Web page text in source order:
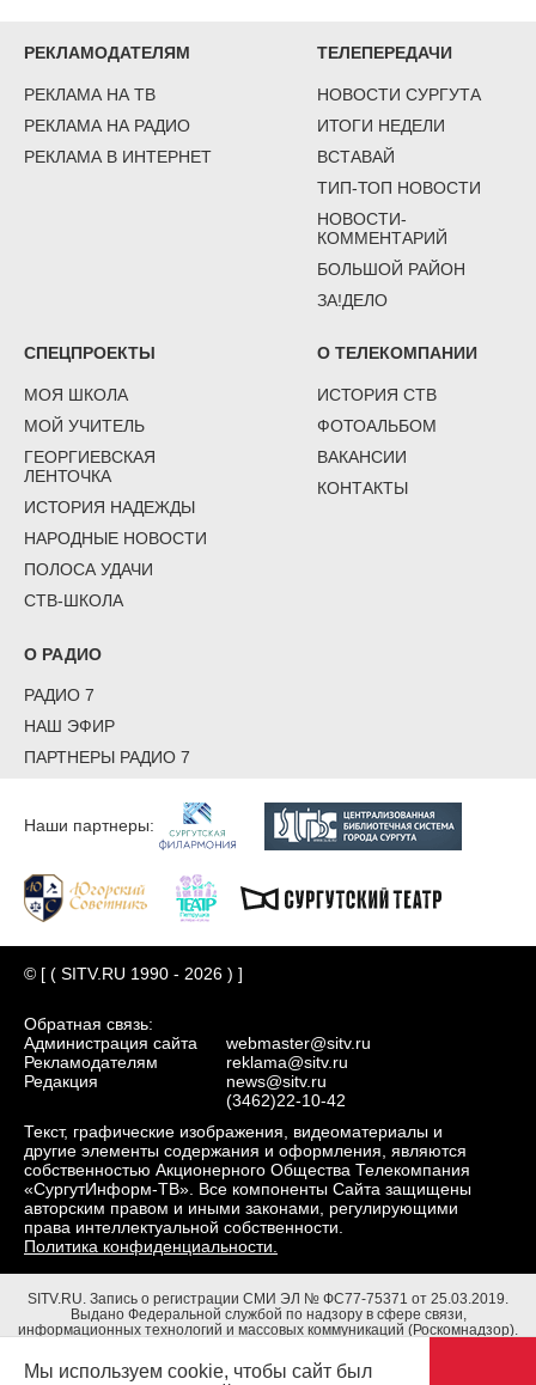
РЕКЛАМОДАТЕЛЯМ
РЕКЛАМА НА ТВ
РЕКЛАМА НА РАДИО
РЕКЛАМА В ИНТЕРНЕТ
ТЕЛЕПЕРЕДАЧИ
НОВОСТИ СУРГУТА
ИТОГИ НЕДЕЛИ
ВСТАВАЙ
ТИП-ТОП НОВОСТИ
НОВОСТИ-
КОММЕНТАРИЙ
БОЛЬШОЙ РАЙОН
ЗА!ДЕЛО
СПЕЦПРОЕКТЫ
МОЯ ШКОЛА
МОЙ УЧИТЕЛЬ
ГЕОРГИЕВСКАЯ
ЛЕНТОЧКА
ИСТОРИЯ НАДЕЖДЫ
НАРОДНЫЕ НОВОСТИ
ПОЛОСА УДАЧИ
СТВ-ШКОЛА
О ТЕЛЕКОМПАНИИ
ИСТОРИЯ СТВ
ФОТОАЛЬБОМ
ВАКАНСИИ
КОНТАКТЫ
О РАДИО
РАДИО 7
НАШ ЭФИР
ПАРТНЕРЫ РАДИО 7
Наши партнеры:
© [ ( SITV.RU 1990 - 2026 ) ]
Обратная связь:
Администрация сайта
Рекламодателям
Редакция
webmaster@sitv.ru
reklama@sitv.ru
news@sitv.ru
(3462)22-10-42
Текст, графические изображения, видеоматериалы и
другие элементы содержания и оформления, являются
собственностью Акционерного Общества Телекомпания
«СургутИнформ-ТВ». Все компоненты Сайта защищены
авторским правом и иными законами, регулирующими
права интеллектуальной собственности.
Политика конфиденциальности.
SITV.RU. Запись о регистрации СМИ ЭЛ № ФС77-75371 от 25.03.2019.
Выдано Федеральной службой по надзору в сфере связи,
информационных технологий и массовых коммуникаций (Роскомнадзор).
Адрес редакции: 628403, Тюменская обл., ХМАО - Югра, г. Сургут, ул.
Маяковского, д. 16. Главный редактор: Чубенко В.Л.
Мы используем cookie, чтобы сайт был